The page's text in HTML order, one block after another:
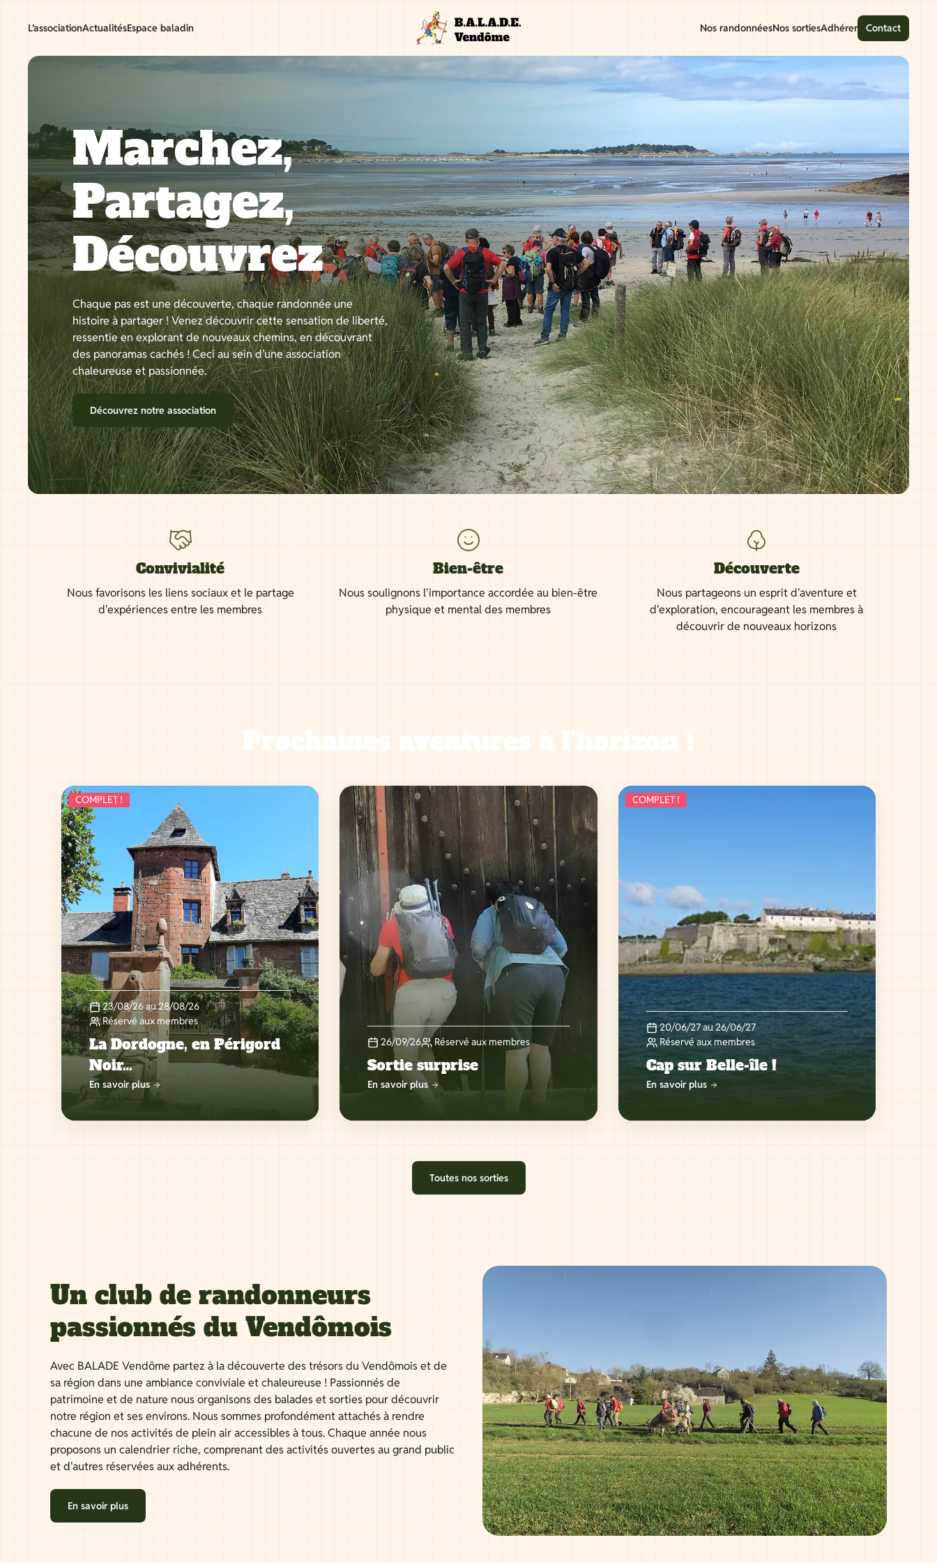
L’associationActualitésEspace baladin Nos randonnéesNos sortiesAdhérer Contact
Marchez,
Partagez,
Découvrez
Chaque pas est une découverte, chaque randonnée une
histoire à partager ! Venez découvrir cette sensation de liberté,
ressentie en explorant de nouveaux chemins, en découvrant
des panoramas cachés ! Ceci au sein d’une association
chaleureuse et passionnée.
Découvrez notre association
Convivialité
Nous favorisons les liens sociaux et le partage
d'expériences entre les membres
Bien-être
Nous soulignons l'importance accordée au bien-être
physique et mental des membres
Découverte
Nous partageons un esprit d'aventure et
d'exploration, encourageant les membres à
découvrir de nouveaux horizons
Prochaines aventures à l'horizon !
COMPLET !
23/08/26 au 28/08/26
Réservé aux membres
La Dordogne, en Périgord
Noir…
En savoir plus
26/09/26 Réservé aux membres
Sortie surprise
En savoir plus
COMPLET !
20/06/27 au 26/06/27
Réservé aux membres
Cap sur Belle-île !
En savoir plus
Toutes nos sorties
Un club de randonneurs
passionnés du Vendômois
Avec BALADE Vendôme partez à la découverte des trésors du Vendômois et de
sa région dans une ambiance conviviale et chaleureuse ! Passionnés de
patrimoine et de nature nous organisons des balades et sorties pour découvrir
notre région et ses environs. Nous sommes profondément attachés à rendre
chacune de nos activités de plein air accessibles à tous. Chaque année nous
proposons un calendrier riche, comprenant des activités ouvertes au grand public
et d'autres réservées aux adhérents.
En savoir plus